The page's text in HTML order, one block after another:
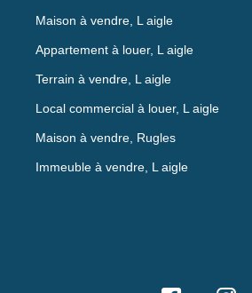
Maison à vendre, L aigle
Appartement à louer, L aigle
Terrain à vendre, L aigle
Local commercial à louer, L aigle
Maison à vendre, Rugles
Immeuble à vendre, L aigle